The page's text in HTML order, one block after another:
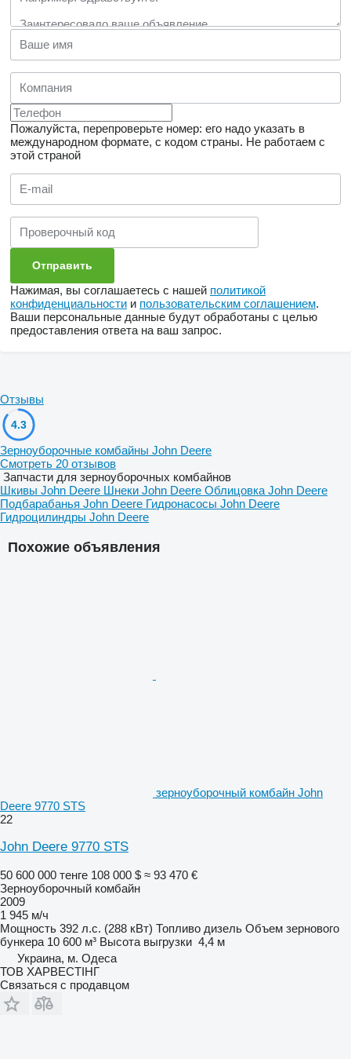
Пожалуйста, перепроверьте номер: его надо указать в
международном формате, с кодом страны. Не работаем с
этой страной
Нажимая, вы соглашаетесь с нашей политикой
конфиденциальности и пользовательским соглашением.
Ваши персональные данные будут обработаны с целью
предоставления ответа на ваш запрос.
Похожие объявления
зерноуборочный комбайн John
Deere 9770 STS
22
John Deere 9770 STS
50 600 000 тенге 108 000 $ ≈ 93 470 €
Зерноуборочный комбайн
2009
1 945 м/ч
Мощность 392 л.с. (288 кВт) Топливо дизель Объем зернового
бункера 10 600 м³ Высота выгрузки 4,4 м
Украина, м. Одеса
ТОВ ХАРВЕСТІНГ
Связаться с продавцом
Отзывы
4.3
Зерноуборочные комбайны John Deere
Смотреть 20 отзывов
Запчасти для зерноуборочных комбайнов
Шкивы John Deere Шнеки John Deere Облицовка John Deere
Подбарабанья John Deere Гидронасосы John Deere
Гидроцилиндры John Deere